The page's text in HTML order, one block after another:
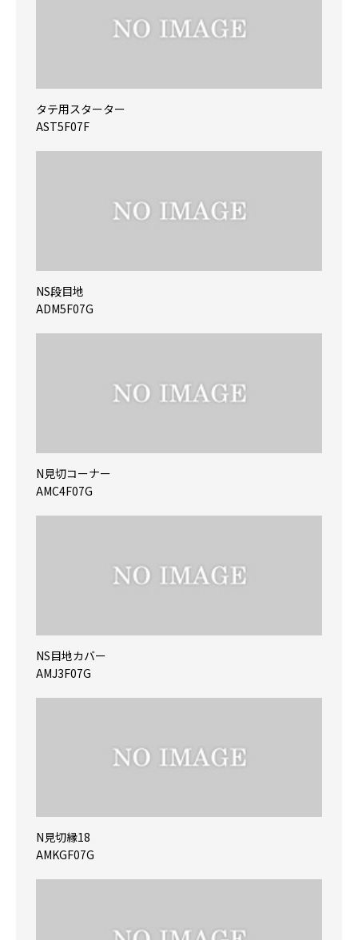
タテ用スターター
AST5F07F
NS段目地
ADM5F07G
N見切コーナー
AMC4F07G
NS目地カバー
AMJ3F07G
N見切縁18
AMKGF07G